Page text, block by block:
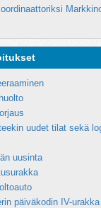
uudet tilat sekä
uusinta
päiväkodin IV-urakka